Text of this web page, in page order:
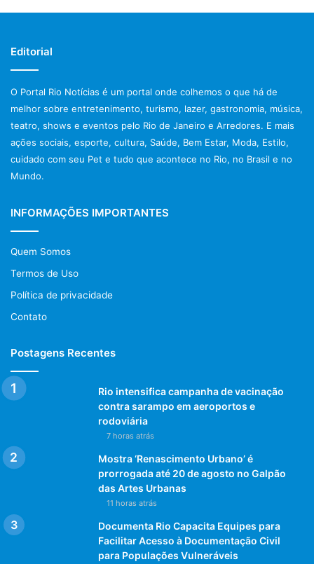
histórica, que, de outra forma, estariam fora de seu
Post Views:
deslizamentos rio de janeiro
Eventos no Rio de Janeiro
protestos rio de janeiro hoje
trânsito rio de janeiro
Editorial
O Portal Rio Notícias é um portal onde colhemos o que há de
melhor sobre entretenimento, turismo, lazer, gastronomia, música,
teatro, shows e eventos pelo Rio de Janeiro e Arredores. E mais
ações sociais, esporte, cultura, Saúde, Bem Estar, Moda, Estilo,
cuidado com seu Pet e tudo que acontece no Rio, no Brasil e no
Mundo.
INFORMAÇÕES IMPORTANTES
Quem Somos
Termos de Uso
Política de privacidade
Contato
Postagens Recentes
Rio intensifica campanha de vacinação
contra sarampo em aeroportos e
rodoviária
7 horas atrás
Mostra ‘Renascimento Urbano’ é
prorrogada até 20 de agosto no Galpão
das Artes Urbanas
11 horas atrás
Documenta Rio Capacita Equipes para
Facilitar Acesso à Documentação Civil
para Populações Vulneráveis